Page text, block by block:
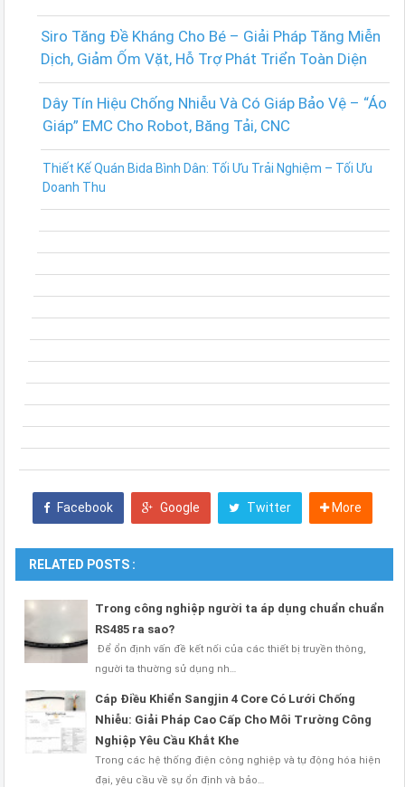
Siro Tăng Đề Kháng Cho Bé – Giải Pháp Tăng Miễn
Dịch, Giảm Ốm Vặt, Hỗ Trợ Phát Triển Toàn Diện
Dây Tín Hiệu Chống Nhiễu Và Có Giáp Bảo Vệ – “Áo
Giáp” EMC Cho Robot, Băng Tải, CNC
Thiết Kế Quán Bida Bình Dân: Tối Ưu Trải Nghiệm – Tối Ưu
Doanh Thu
Facebook Google Twitter More
RELATED POSTS :
Trong công nghiệp người ta áp dụng chuẩn chuẩn
RS485 ra sao?
Để ổn định vấn đề kết nối của các thiết bị truyền thông,
người ta thường sử dụng nh…
Cáp Điều Khiển Sangjin 4 Core Có Lưới Chống
Nhiễu: Giải Pháp Cao Cấp Cho Môi Trường Công
Nghiệp Yêu Cầu Khắt Khe
Trong các hệ thống điện công nghiệp và tự động hóa hiện
đại, yêu cầu về sự ổn định và bảo…